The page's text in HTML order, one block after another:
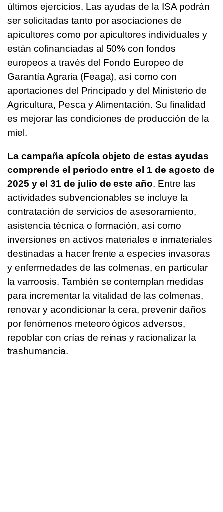
últimos ejercicios. Las ayudas de la ISA podrán
ser solicitadas tanto por asociaciones de
apicultores como por apicultores individuales y
están cofinanciadas al 50% con fondos
europeos a través del Fondo Europeo de
Garantía Agraria (Feaga), así como con
aportaciones del Principado y del Ministerio de
Agricultura, Pesca y Alimentación. Su finalidad
es mejorar las condiciones de producción de la
miel.
La campaña apícola objeto de estas ayudas
comprende el periodo entre el 1 de agosto de
2025 y el 31 de julio de este año. Entre las
actividades subvencionables se incluye la
contratación de servicios de asesoramiento,
asistencia técnica o formación, así como
inversiones en activos materiales e inmateriales
destinadas a hacer frente a especies invasoras
y enfermedades de las colmenas, en particular
la varroosis. También se contemplan medidas
para incrementar la vitalidad de las colmenas,
renovar y acondicionar la cera, prevenir daños
por fenómenos meteorológicos adversos,
repoblar con crías de reinas y racionalizar la
trashumancia.